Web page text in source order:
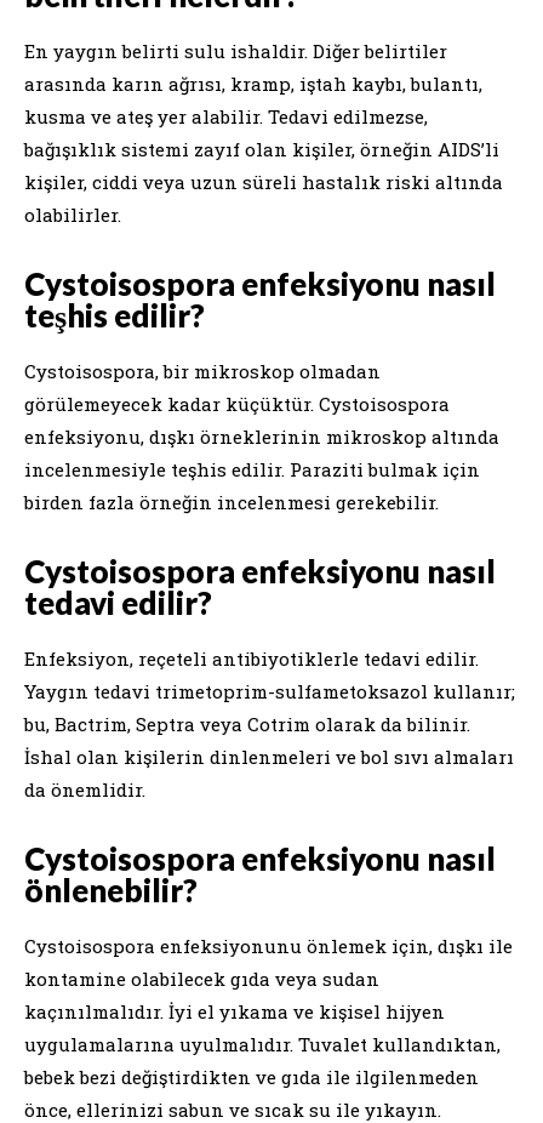
En yaygın belirti sulu ishaldir. Diğer belirtiler
arasında karın ağrısı, kramp, iştah kaybı, bulantı,
kusma ve ateş yer alabilir. Tedavi edilmezse,
bağışıklık sistemi zayıf olan kişiler, örneğin AIDS’li
kişiler, ciddi veya uzun süreli hastalık riski altında
olabilirler.
Cystoisospora enfeksiyonu nasıl
teşhis edilir?
Cystoisospora, bir mikroskop olmadan
görülemeyecek kadar küçüktür. Cystoisospora
enfeksiyonu, dışkı örneklerinin mikroskop altında
incelenmesiyle teşhis edilir. Paraziti bulmak için
birden fazla örneğin incelenmesi gerekebilir.
Cystoisospora enfeksiyonu nasıl
tedavi edilir?
Enfeksiyon, reçeteli antibiyotiklerle tedavi edilir.
Yaygın tedavi trimetoprim-sulfametoksazol kullanır;
bu, Bactrim, Septra veya Cotrim olarak da bilinir.
İshal olan kişilerin dinlenmeleri ve bol sıvı almaları
da önemlidir.
Cystoisospora enfeksiyonu nasıl
önlenebilir?
Cystoisospora enfeksiyonunu önlemek için, dışkı ile
kontamine olabilecek gıda veya sudan
kaçınılmalıdır. İyi el yıkama ve kişisel hijyen
uygulamalarına uyulmalıdır. Tuvalet kullandıktan,
bebek bezi değiştirdikten ve gıda ile ilgilenmeden
önce, ellerinizi sabun ve sıcak su ile yıkayın.